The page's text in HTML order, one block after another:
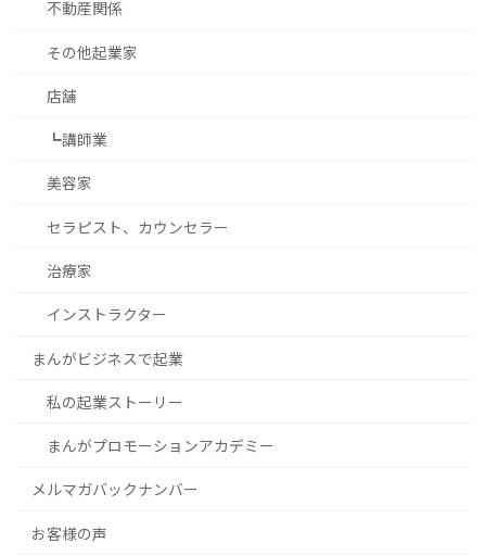
不動産関係
その他起業家
店舗
┗講師業
美容家
セラピスト、カウンセラー
治療家
インストラクター
まんがビジネスで起業
私の起業ストーリー
まんがプロモーションアカデミー
メルマガバックナンバー
お客様の声